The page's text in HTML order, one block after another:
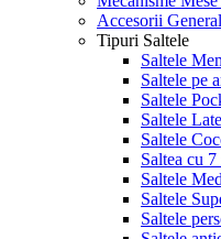
Accesorii
Tipuri Saltele
Saltele
Saltele pe
Saltele
Saltele
Saltele
Saltea cu
Saltele
Saltele
Saltele